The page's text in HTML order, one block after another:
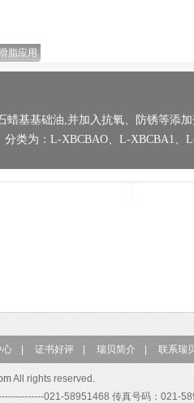
脂应用
蜡基基础油,并加入抗氧、防锈等添
分类为：L-XBCBAO、L-XBCBA1、
心 证书好评 瑞贝简介 联系瑞
All rights reserved.
021-58951468 传真号码：021-